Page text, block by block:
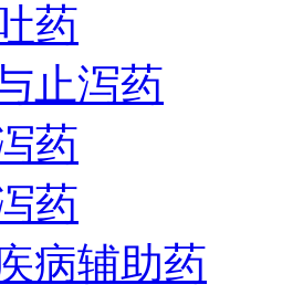
药
止泻药
药
药
病辅助药